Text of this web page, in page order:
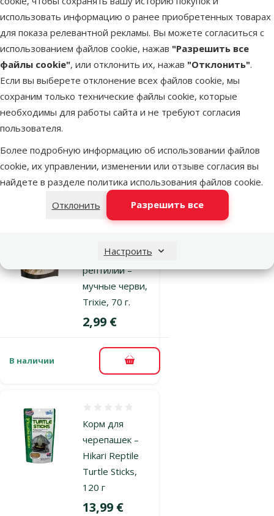
использовать информацию о ранее приобретенных товарах
для показа релевантной рекламы. Вы можете согласиться с
использованием файлов cookie, нажав "Разрешить все
файлы cookie", или отклонить их, нажав "Отклонить".
Если вы выберете отклонение всех файлов cookie, мы
сохраним только технические файлы cookie, которые
необходимы для работы сайта и не требуют согласия
пользователя.
Более подробную информацию об использовании файлов
cookie, их управлении, изменении или отзыве согласия вы
найдете в разделе политика использования файлов cookie.
Отклонить
Разрешить все
Настроить
Корм для
рептилий –
Tetra
Gammarus,
1000 мл
Оценка 0%
В наличии В корзину
корм для
рептилий –
мучные черви,
Trixie, 70 г.
Оценка 0%
Цена
2,99 €
В наличии В корзину
Корм для
черепашек –
Hikari Reptile
Turtle Sticks,
120 г
Цена
13,99 €